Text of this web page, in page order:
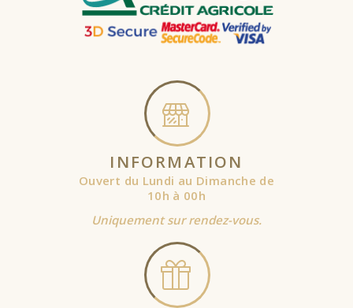
INFORMATION
Ouvert du Lundi au Dimanche de
10h à 00h
Uniquement sur rendez-vous.